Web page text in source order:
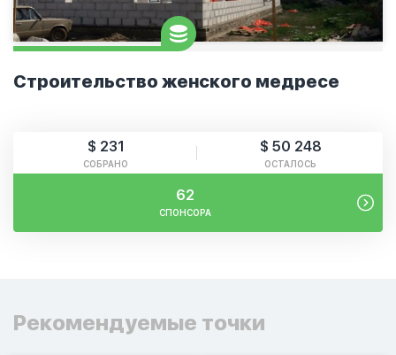
Строительство женского медресе
$ 231
СОБРАНО
$ 50 248
ОСТАЛОСЬ
62
СПОНСОРА
Рекомендуемые точки